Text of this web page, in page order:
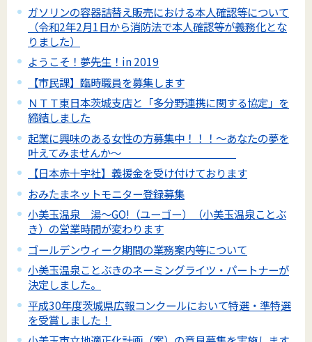
ガソリンの容器詰替え販売における本人確認等について
（令和2年2月1日から消防法で本人確認等が義務化とな
りました）
ようこそ！夢先生！in 2019
【市民課】臨時職員を募集します
ＮＴＴ東日本茨城支店と「多分野連携に関する協定」を
締結しました
起業に興味のある女性の方募集中！！！～あなたの夢を
叶えてみませんか～
【日本赤十字社】義援金を受け付けております
おみたまネットモニター登録募集
小美玉温泉 湯～GO!（ユーゴー）（小美玉温泉ことぶ
き）の営業時間が変わります
ゴールデンウィーク期間の業務案内等について
小美玉温泉ことぶきのネーミングライツ・パートナーが
決定しました。
平成30年度茨城県広報コンクールにおいて特選・準特選
を受賞しました！